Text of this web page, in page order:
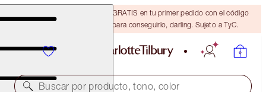
15 % de descuento + ENVÍO GRATIS en tu primer pedido con el código
DARLING15. Inicia sesión para conseguirlo, darling. Sujeto a TyC.
Buscar por producto, tono, color